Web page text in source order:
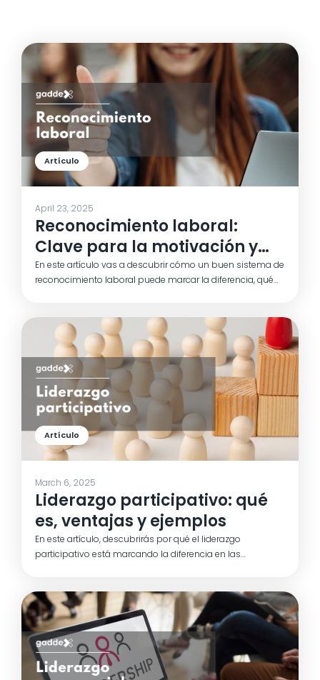
Artículo
April 23, 2025
Reconocimiento laboral:
Clave para la motivación y
retención del talento
En este artículo vas a descubrir cómo un buen sistema de
reconocimiento laboral puede marcar la diferencia, qué
para retener talento y construir equipos más fuertes.
Artículo
March 6, 2025
Liderazgo participativo: qué
es, ventajas y ejemplos
En este artículo, descubrirás por qué el liderazgo
participativo está marcando la diferencia en las
efectiva para potenciar la innovación, la cohesión del
equipo y el compromiso de los empleados.